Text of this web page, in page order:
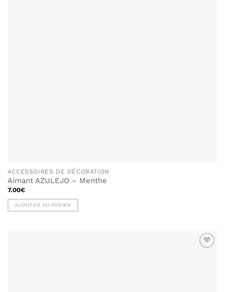
ACCESSOIRES DE DÉCORATION
Aimant AZULEJO – Menthe
7.00€
AJOUTER AU PANIER